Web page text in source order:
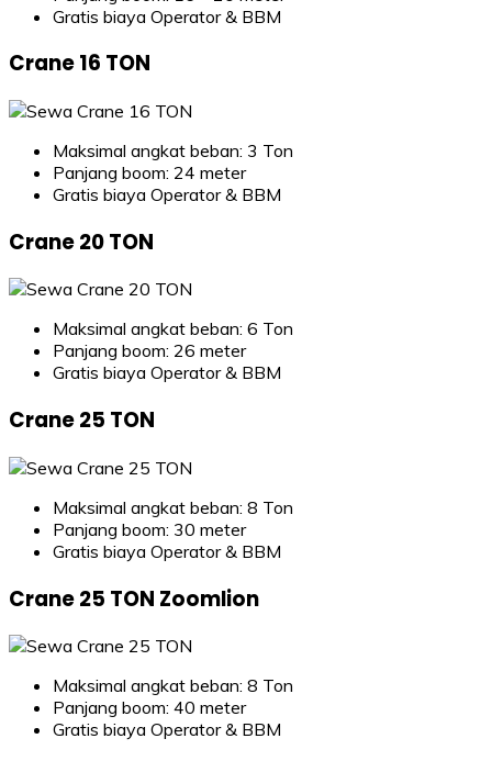
Gratis biaya Operator & BBM
Crane 16 TON
Maksimal angkat beban: 3 Ton
Panjang boom: 24 meter
Gratis biaya Operator & BBM
Crane 20 TON
Maksimal angkat beban: 6 Ton
Panjang boom: 26 meter
Gratis biaya Operator & BBM
Crane 25 TON
Maksimal angkat beban: 8 Ton
Panjang boom: 30 meter
Gratis biaya Operator & BBM
Crane 25 TON Zoomlion
Maksimal angkat beban: 8 Ton
Panjang boom: 40 meter
Gratis biaya Operator & BBM